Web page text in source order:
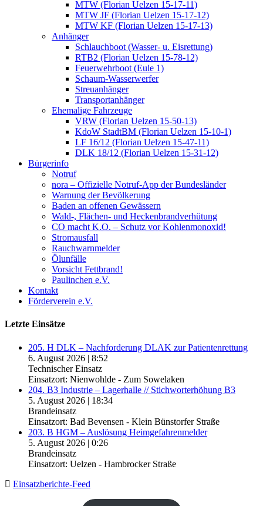
MTW (Florian Uelzen 15-17-11)
MTW JF (Florian Uelzen 15-17-12)
MTW KF (Florian Uelzen 15-17-13)
Anhänger
Schlauchboot (Wasser- u. Eisrettung)
RTB2 (Florian Uelzen 15-78-12)
Feuerwehrboot (Eule 1)
Schaum-Wasserwerfer
Streuanhänger
Transportanhänger
Ehemalige Fahrzeuge
VRW (Florian Uelzen 15-50-13)
KdoW StadtBM (Florian Uelzen 15-10-1)
LF 16/12 (Florian Uelzen 15-47-11)
DLK 18/12 (Florian Uelzen 15-31-12)
Bürgerinfo
Notruf
nora – Offizielle Notruf-App der Bundesländer
Warnung der Bevölkerung
Baden an offenen Gewässern
Wald-, Flächen- und Heckenbrandverhütung
CO macht K.O. – Schutz vor Kohlenmonoxid!
Stromausfall
Rauchwarnmelder
Ölunfälle
Vorsicht Fettbrand!
Paulinchen e.V.
Kontakt
Förderverein e.V.
Letzte Einsätze
205. H DLK – Nachforderung DLAK zur Patientenrettung
6. August 2026 | 8:52
Technischer Einsatz
Einsatzort: Nienwohlde - Zum Sowelaken
204. B3 Industrie – Lagerhalle // Stichworterhöhung B3
5. August 2026 | 18:34
Brandeinsatz
Einsatzort: Bad Bevensen - Klein Bünstorfer Straße
203. B HGM – Auslösung Heimgefahrenmelder
5. August 2026 | 0:26
Brandeinsatz
Einsatzort: Uelzen - Hambrocker Straße
Einsatzberichte-Feed